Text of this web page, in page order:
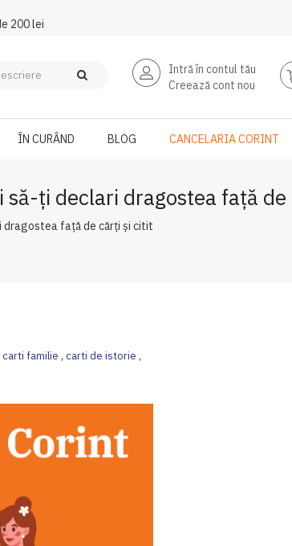
200 lei
Intră în contul tău
Creează cont nou
ÎN CURÂND BLOG CANCELARIA CORINT
ți declari dragostea față
dragostea față de cărți și citit
carti familie,carti de istorie,